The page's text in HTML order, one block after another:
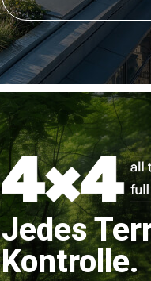
Jedes
Kontrolle.